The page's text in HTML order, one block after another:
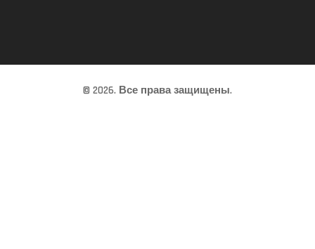
© 2026. Все права защищены.